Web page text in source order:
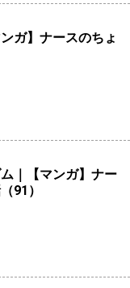
ガ】ナースのちょ
｜【マンガ】ナー
91）